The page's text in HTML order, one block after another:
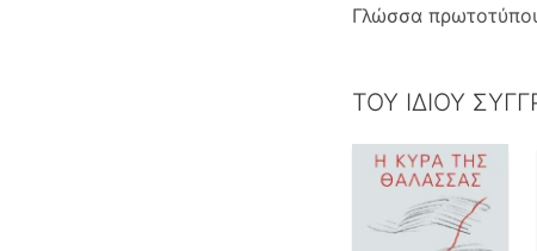
Γλώσσα
ΤΟΥ ΙΔΙΟΥ